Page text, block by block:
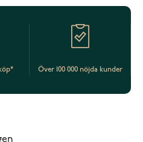
Över 100 000 nöjda kunder